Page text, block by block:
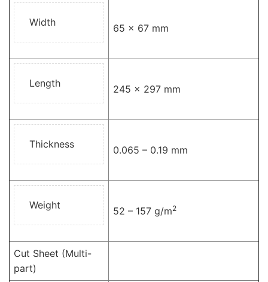
Width 65 x 67 mm
Length 245 x 297 mm
Thickness 0.065 – 0.19 mm
Weight 52 – 157 g/m2
Cut Sheet (Multi-
part)